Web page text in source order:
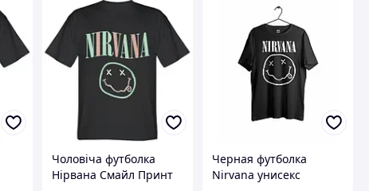
Чоловіча футболка
Нірвана Смайл Принт
Черная футболка
Nirvana унисекс